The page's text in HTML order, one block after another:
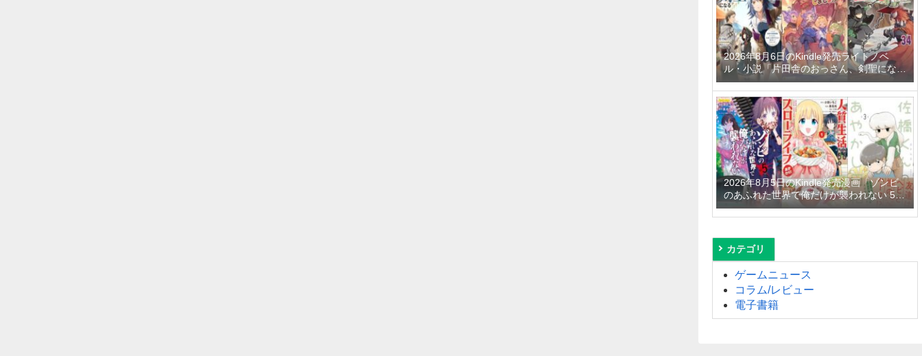
2026年8月6日のKindle発売ライトノベ
ル・小説「片田舎のおっさん、剣聖になる
11 ～ただの田舎の剣術師範だったのに、
大成した弟子たちが俺を放ってくれない件
～」「拾ったものは大切にしましょう ～
子狼に気に入られた男の転移物語～ 6巻」
「とあるおっさんのVRMMO活動記 34
巻」など
2026年8月5日のKindle発売漫画「ゾンビ
のあふれた世界で俺だけが襲われない 5
巻」「人質生活から始めるスローライフ
おかわり！ 1巻」「佐橋くんのあやかし日
カテゴリ
ゲームニュース
コラム/レビュー
電子書籍